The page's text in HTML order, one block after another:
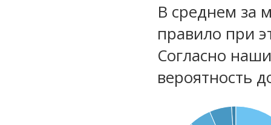
В среднем за
правило при
Согласно
вероятность